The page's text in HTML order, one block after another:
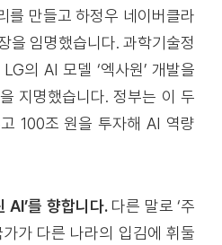
를 만들고 하정우 네이버클라
을 임명했습니다. 과학기술정
의 AI 모델 ‘엑사원’ 개발을
지명했습니다. 정부는 이 두
100조 원을 투자해 AI 역량
AI’를 향합니다.다른 말로 ‘주
가 다른 나라의 입김에 휘둘